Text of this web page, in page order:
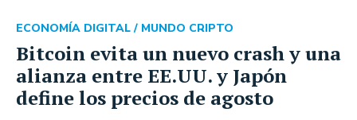
Bitcoin evita un nuevo crash y una
alianza entre EE.UU. y Japón
define los precios de agosto
ECONOMÍA DIGITAL / MUNDO CRIPTO